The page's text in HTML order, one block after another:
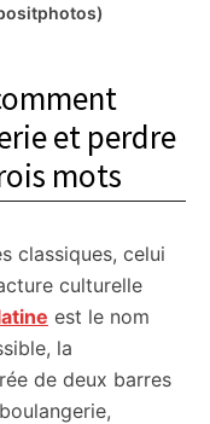
et perdre
mots
classiques, celui
culturelle
est le nom
la
de deux barres